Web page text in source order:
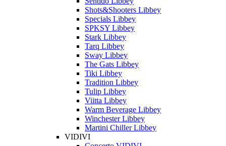
Shots&Shooters Libbey
Specials Libbey
SPKSY Libbey
Stark Libbey
Tarq Libbey
Sway Libbey
The Gats Libbey
Tiki Libbey
Tradition Libbey
Tulip Libbey
Viitta Libbey
Warm Beverage Libbey
Winchester Libbey
Martini Chiller Libbey
VIDIVI